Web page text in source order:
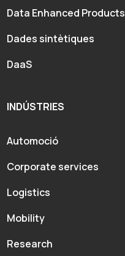
Data Enhanced Products
Dades sintètiques
DaaS
INDÚSTRIES
Automoció
Corporate services
Logistics
Mobility
Research